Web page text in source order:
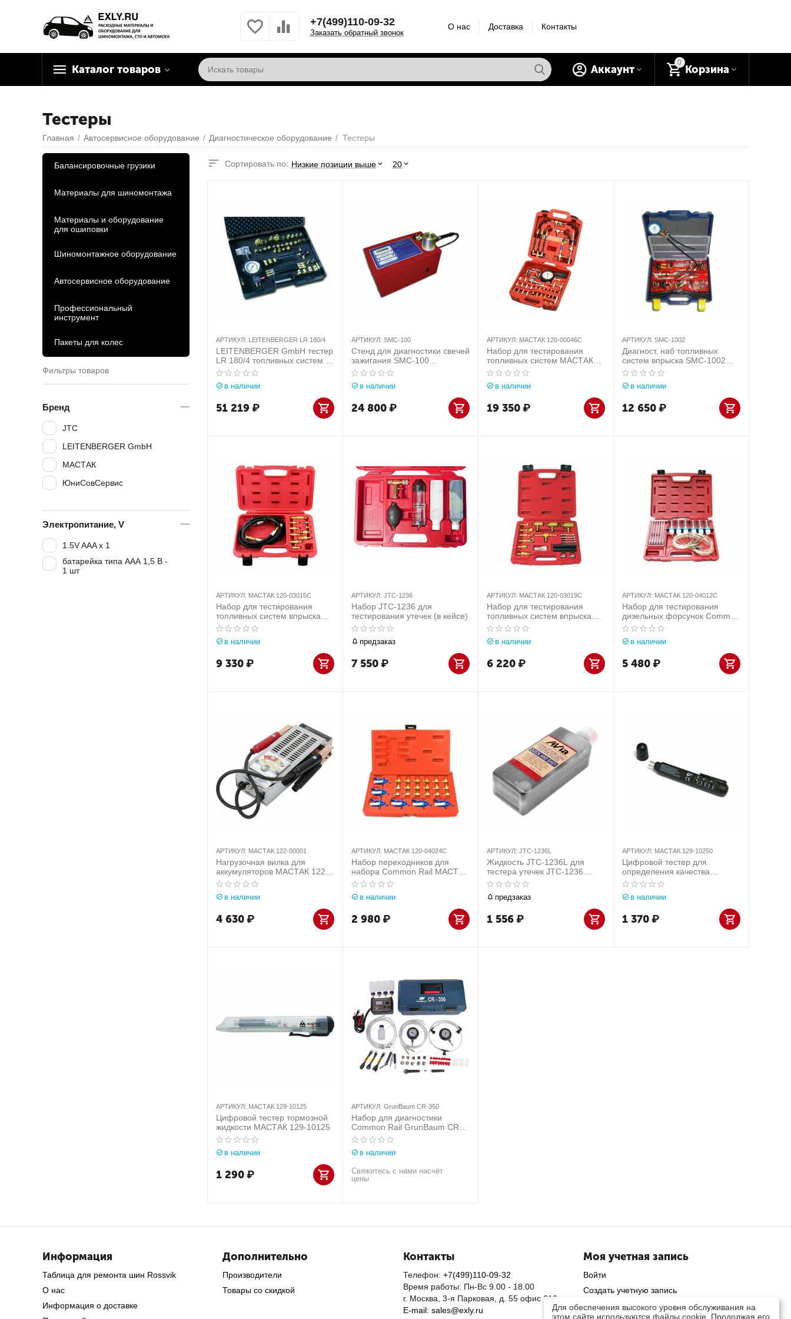
+7(499)110-09-32
Заказать обратный звонок
О нас Доставка Контакты
Каталог товаров
0
Корзина
Аккаунт
Тестеры
Главная / Автосервисное оборудование / Диагностическое оборудование / Тестеры
Сортировать по: Низкие позиции выше 20
АРТИКУЛ: LEITENBERGER LR 180/4
LEITENBERGER GmbH тестер
LR 180/4 топливных систем с
шлангами и 30 адаптерами
(пластиковый кейс)
в наличии
51 219₽
АРТИКУЛ: SMC-100
Стенд для диагностики свечей
зажигания SMC-100
ЮниСовСервис
в наличии
24 800₽
АРТИКУЛ: МАСТАК 120-00046C
Набор для тестирования
топливных систем МАСТАК
120-00046C
в наличии
19 350₽
АРТИКУЛ: SMC-1002
Диагност. наб топливных
систем впрыска SMC-1002
ЮниСовСервис
в наличии
12 650₽
АРТИКУЛ: МАСТАК 120-03015C
Набор для тестирования
топливных систем впрыска
европейских автомобилей
МАСТАК 120-03015C
в наличии
9 330₽
АРТИКУЛ: JTC-1236
Набор JTC-1236 для
тестирования утечек (в кейсе)
предзаказ
7 550₽
АРТИКУЛ: МАСТАК 120-03019C
Набор для тестирования
топливных систем впрыска
азиатских автомобилей
МАСТАК 120-03019C
в наличии
6 220₽
АРТИКУЛ: МАСТАК 120-04012C
Набор для тестирования
дизельных форсунок Common
Rail МАСТАК 120-04012C
в наличии
5 480₽
АРТИКУЛ: МАСТАК 122-00001
Нагрузочная вилка для
аккумуляторов МАСТАК 122-
00001
в наличии
4 630₽
АРТИКУЛ: МАСТАК 120-04024C
Набор переходников для
набора Common Rail МАСТАК
120-04024C
в наличии
2 980₽
АРТИКУЛ: JTC-1236L
Жидкость JTC-1236L для
тестера утечек JTC-1236
250мл
предзаказ
1 556₽
АРТИКУЛ: МАСТАК 129-10250
Цифровой тестер для
определения качества
тормозной жидкости МАСТАК
129-10250
в наличии
1 370₽
АРТИКУЛ: МАСТАК 129-10125
Цифровой тестер тормозной
жидкости МАСТАК 129-10125
в наличии
1 290₽
АРТИКУЛ: GrunBaum CR-350
Набор для диагностики
Common Rail GrunBaum CR-
350
в наличии
Свяжитесь с нами насчёт
цены
Балансировочные грузики
Материалы для шиномонтажа
Материалы и оборудование
для ошиповки
Шиномонтажное оборудование
Автосервисное оборудование
Профессиональный
инструмент
Пакеты для колес
Фильтры товаров
Бренд
JTC
LEITENBERGER GmbH
МАСТАК
ЮниСовСервис
Электропитание, V
1.5V AAA х 1
батарейка типа ААА 1,5 В -
1 шт
Информация
Таблица для ремонта шин Rossvik
О нас
Информация о доставке
Дополнительно
Производители
Товары со скидкой
Контакты
Телефон: +7(499)110-09-32
Время работы: Пн-Вс 9.00 - 18.00
г. Москва, 3-я Парковая, д. 55 офис 212
E-mail: sales@exly.ru
Моя учетная запись
Войти
Создать учетную запись
Для обеспечения высокого уровня обслуживания на
этом сайте используются файлы cookie. Продолжая его